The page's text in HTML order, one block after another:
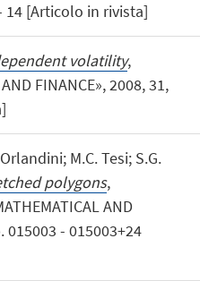
14 [Articolo in rivista]
volatility,
FINANCE», 2008, 31,
M.C. Tesi; S.G.
polygons,
AND
015003 - 015003+24